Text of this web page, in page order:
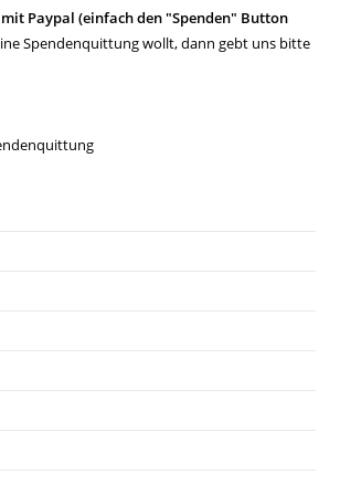
Paypal (einfach den "Spenden" Button
Spendenquittung wollt, dann gebt uns bitte